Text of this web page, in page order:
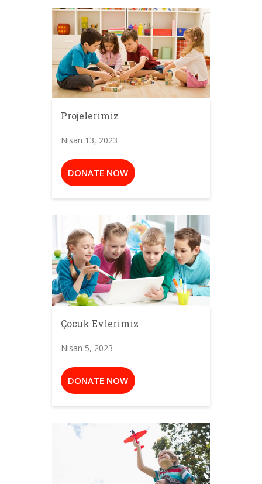
Projelerimiz
Nisan 13, 2023
DONATE NOW
Çocuk Evlerimiz
Nisan 5, 2023
DONATE NOW